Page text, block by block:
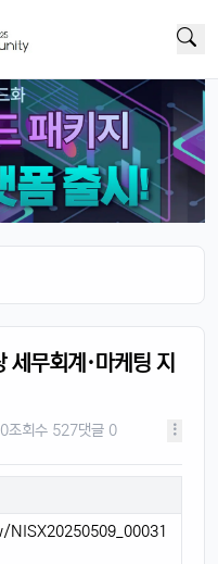
세무회계·마케팅 지
조회수 527댓글 0